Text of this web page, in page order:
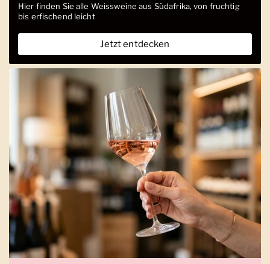
Hier finden Sie alle Weissweine aus Südafrika, von fruchtig
bis erfischend leicht
Jetzt entdecken